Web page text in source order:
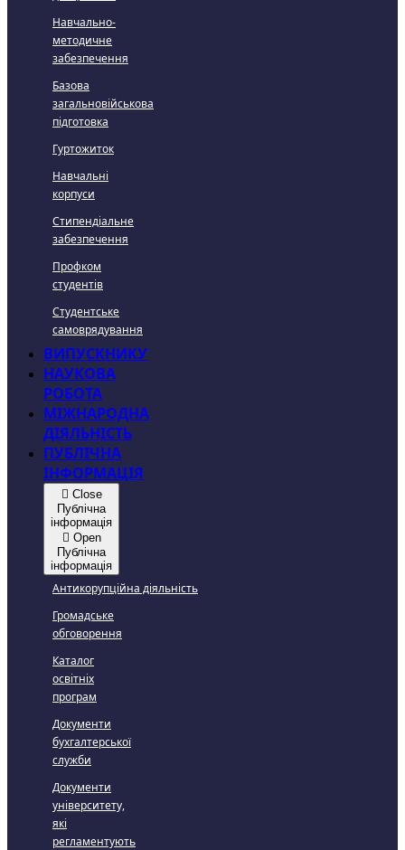
Навчально-
методичне
забезпечення
Базова
загальновійськова
підготовка
Гуртожиток
Навчальні
корпуси
Стипендіальне
забезпечення
Профком
студентів
Студентське
самоврядування
ВИПУСКНИКУ
НАУКОВА
РОБОТА
МІЖНАРОДНА
ДІЯЛЬНІСТЬ
ПУБЛІЧНА
ІНФОРМАЦІЯ
Close
Публічна
інформація
Open
Публічна
інформація
Антикорупційна діяльність
Громадське
обговорення
Каталог
освітніх
програм
Документи
бухгалтерської
служби
Документи
університету,
які
регламентують